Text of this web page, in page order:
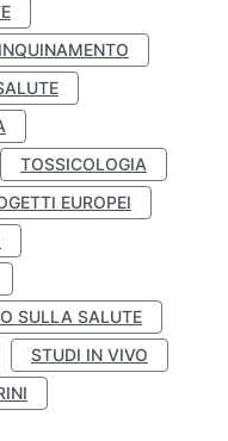
INQUINAMENTO
TOSSICOLOGIA
EUROPEI
SULLA SALUTE
STUDI IN VIVO